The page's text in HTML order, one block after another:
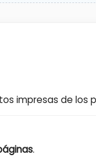
impresas de
.